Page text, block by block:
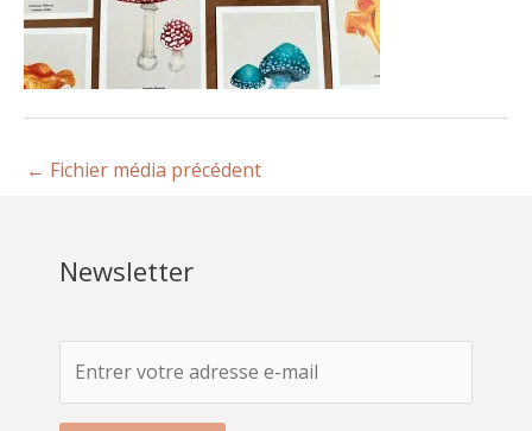
← Fichier média précédent
Newsletter